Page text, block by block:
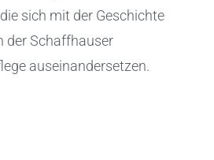
sich mit der Geschichte
der Schaffhauser
auseinandersetzen.